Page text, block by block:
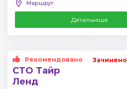
Маршрут
Детальніше
Рекомендовано
СТО Тайр
Ленд
Зачинено